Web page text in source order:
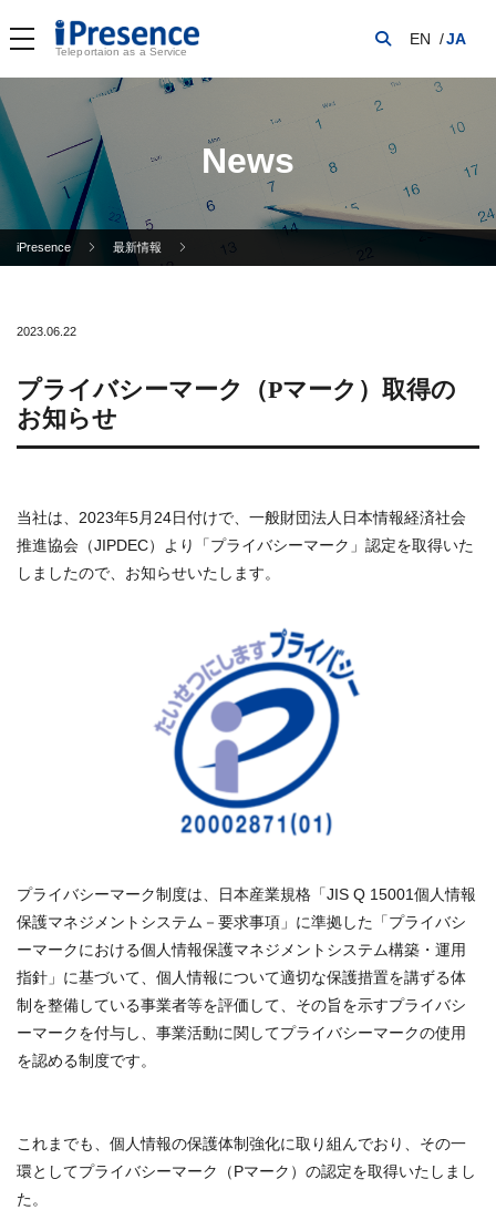
Teleportaion as a Service
EN JA
News
iPresence 最新情報
2023.06.22
プライバシーマーク（Pマーク）取得の
お知らせ
当社は、2023年5月24日付けで、一般財団法人日本情報経済社会
推進協会（JIPDEC）より「プライバシーマーク」認定を取得いた
しましたので、お知らせいたします。
プライバシーマーク制度は、日本産業規格「JIS Q 15001個人情報
保護マネジメントシステム－要求事項」に準拠した「プライバシ
ーマークにおける個人情報保護マネジメントシステム構築・運用
指針」に基づいて、個人情報について適切な保護措置を講ずる体
制を整備している事業者等を評価して、その旨を示すプライバシ
ーマークを付与し、事業活動に関してプライバシーマークの使用
を認める制度です。
これまでも、個人情報の保護体制強化に取り組んでおり、その一
環としてプライバシーマーク（Pマーク）の認定を取得いたしまし
た。